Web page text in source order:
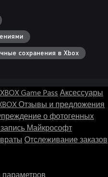
сохранения в Xbox
XBOX Game Pass Аксессуары
Отзывы и предложения
о фотогенных
Майкрософт
Отслеживание заказов